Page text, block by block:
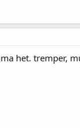
het. tremper,